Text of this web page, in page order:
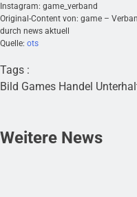
Instagram: game_verband
Original-Content von: game –
durch news aktuell
Quelle: ots
Tags :
Bild Games Handel
Weitere News